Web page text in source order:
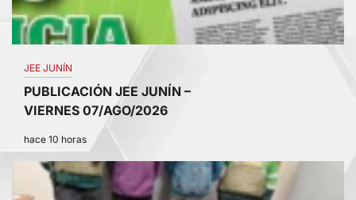
JEE JUNÍN
PUBLICACIÓN JEE JUNÍN –
VIERNES 07/AGO/2026
hace 10 horas